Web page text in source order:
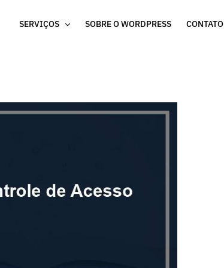
SERVIÇOS SOBRE O WORDPRESS CONTATO